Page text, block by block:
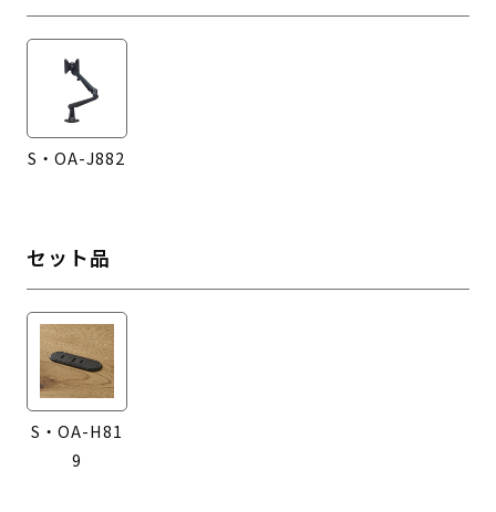
S・OA-J882
セット品
S・OA-H81
9